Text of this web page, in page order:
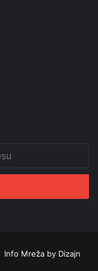
Info Mreža by Dizajn